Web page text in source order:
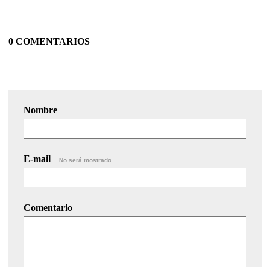
0 COMENTARIOS
Nombre
E-mail No será mostrado.
Comentario